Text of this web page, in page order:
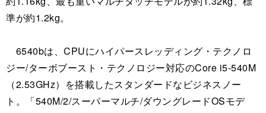
準が約1.2kg。
6540bは、CPUにハイパースレッディング・テクノロ
ジー/ターボブースト・テクノロジー対応のCore i5-540M
（2.53GHz）を搭載したスタンダードなビジネスノー
ト。「540M/2/スーパーマルチ/ダウングレードOSモデ